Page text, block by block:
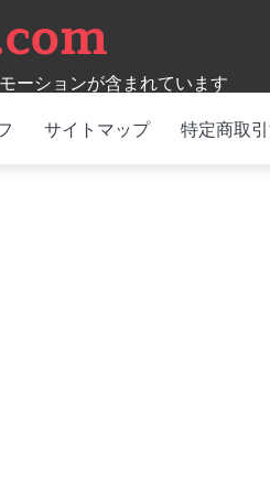
ーションが含まれています
サイトマップ 特定商取